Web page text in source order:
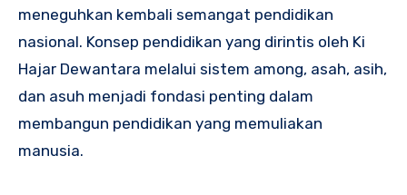
meneguhkan kembali semangat pendidikan
nasional. Konsep pendidikan yang dirintis oleh Ki
Hajar Dewantara melalui sistem among, asah, asih,
dan asuh menjadi fondasi penting dalam
membangun pendidikan yang memuliakan
manusia.